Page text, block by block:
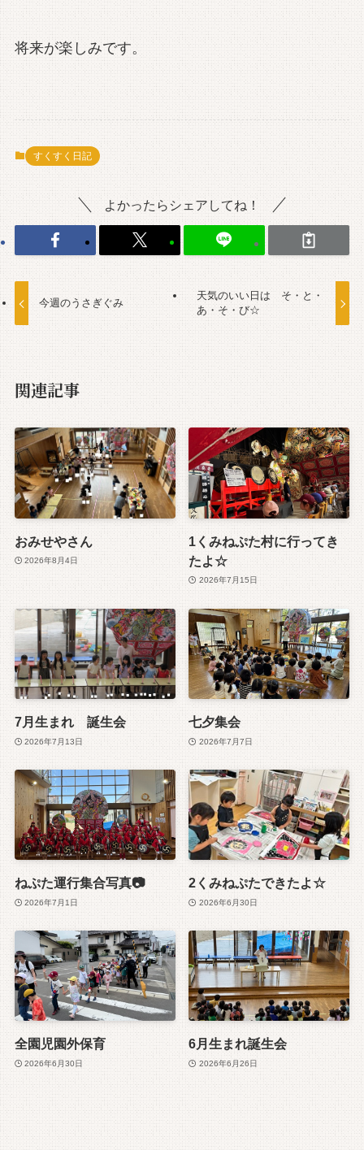
将来が楽しみです。
すくすく日記
よかったらシェアしてね！
今週のうさぎぐみ
天気のいい日は そ・と・
あ・そ・び☆
関連記事
おみせやさん
2026年8月4日
1くみねぷた村に行ってき
たよ☆
2026年7月15日
7月生まれ 誕生会
2026年7月13日
七夕集会
2026年7月7日
ねぷた運行集合写真📷
2026年7月1日
2くみねぷたできたよ☆
2026年6月30日
全園児園外保育
2026年6月30日
6月生まれ誕生会
2026年6月26日